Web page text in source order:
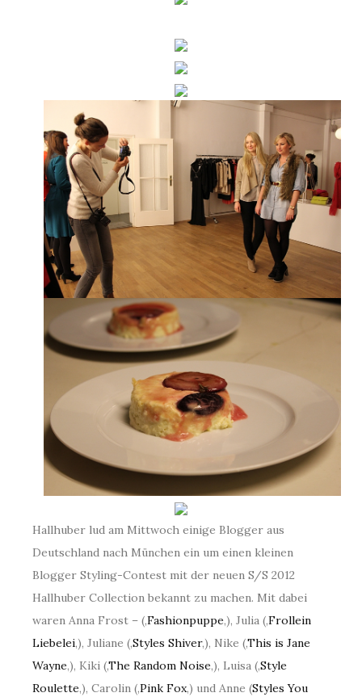
Hallhuber lud am Mittwoch einige Blogger aus
Deutschland nach München ein um einen kleinen
Blogger Styling-Contest mit der neuen S/S 2012
Hallhuber Collection bekannt zu machen. Mit dabei
waren Anna Frost – (‚Fashionpuppe‚), Julia (‚Frollein
Liebelei‚), Juliane (‚Styles Shiver‚), Nike (‚This is Jane
Wayne‚), Kiki (‚The Random Noise‚), Luisa (‚Style
Roulette‚), Carolin (‚Pink Fox‚) und Anne (Styles You